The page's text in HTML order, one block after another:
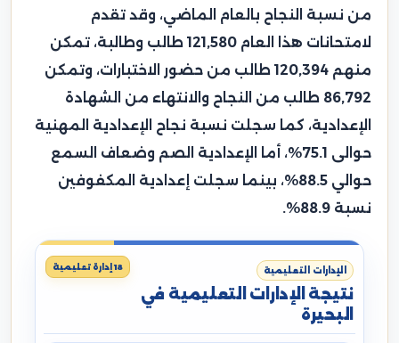
من نسبة النجاح بالعام الماضي، وقد تقدم
لامتحانات هذا العام 121,580 طالب وطالبة، تمكن
منهم 120,394 طالب من حضور الاختبارات، وتمكن
86,792 طالب من النجاح والانتهاء من الشهادة
الإعدادية، كما سجلت نسبة نجاح الإعدادية المهنية
حوالى 75.1%، أما الإعدادية الصم وضعاف السمع
حوالي 88.5%، بينما سجلت إعدادية المكفوفين
نسبة 88.9%.
الإدارات التعليمية
نتيجة الإدارات التعليمية في
البحيرة
18 إدارة تعليمية